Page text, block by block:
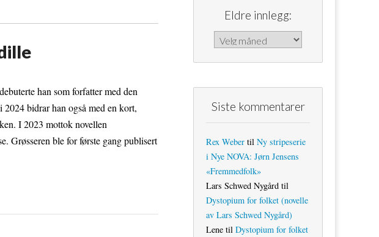
han som forfatter med den
bidrar han også med en kort,
I 2023 mottok novellen
Grøsseren ble for første gang publisert
Eldre innlegg:
Eldre innlegg:
Siste kommentarer
Rex Weber til Ny stripeserie
i Nye NOVA: Jørn Jensens
«Fremmedfolk»
Lars Schwed Nygård til
Dystopium for folket (novelle
av Lars Schwed Nygård)
Lene til Dystopium for folket